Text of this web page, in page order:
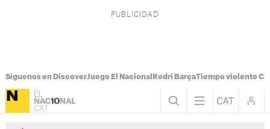
Síguenos en DiscoverJuego El Nacional Rodri BarçaTiempo violento